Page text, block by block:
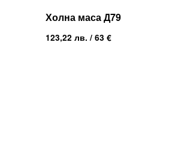
Холна маса Д79
123,22лв. / 63 €